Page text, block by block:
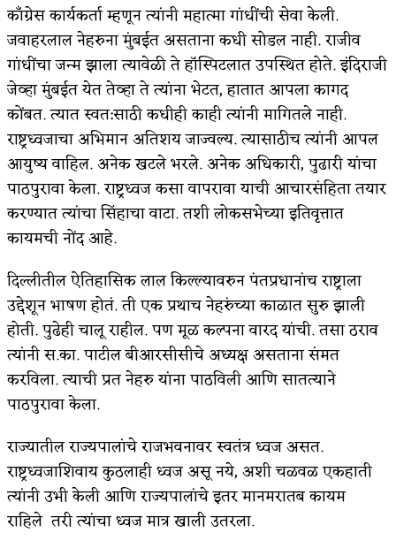
काँग्रेस कार्यकर्ता म्हणून त्यांनी महात्मा गांधींची सेवा केली.
जवाहरलाल नेहरुना मुंबईत असताना कधी सोडल नाही. राजीव
गांधींचा जन्म झाला त्यावेळी ते हॉस्पिटलात उपस्थित होते. इंदिराजी
जेव्हा मुंबईत येत तेव्हा ते त्यांना भेटत, हातात आपला कागद
कोंबत. त्यात स्वत:साठी कधीही काही त्यांनी मागितले नाही.
राष्ट्रध्वजाचा अभिमान अतिशय जाज्वल्य. त्यासाठीच त्यांनी आपल
आयुष्य वाहिल. अनेक खटले भरले. अनेक अधिकारी, पुढारी यांचा
पाठपुरावा केला. राष्ट्रध्वज कसा वापरावा याची आचारसंहिता तयार
करण्यात त्यांचा सिंहाचा वाटा. तशी लोकसभेच्या इतिवृत्तात
कायमची नोंद आहे.
दिल्लीतील ऐतिहासिक लाल किल्ल्यावरुन पंतप्रधानांच राष्ट्राला
उद्देशून भाषण होतं. ती एक प्रथाच नेहरुंच्या काळात सुरु झाली
होती. पुढेही चालू राहील. पण मूळ कल्पना वारद यांची. तसा ठराव
त्यांनी स.का. पाटील बीआरसीसीचे अध्यक्ष असताना संमत
करविला. त्याची प्रत नेहरु यांना पाठविली आणि सातत्याने
पाठपुरावा केला.
राज्यातील राज्यपालांचे राजभवनावर स्वतंत्र ध्वज असत.
राष्ट्रध्वजाशिवाय कुठलाही ध्वज असू नये, अशी चळवळ एकहाती
त्यांनी उभी केली आणि राज्यपालांचे इतर मानमरातब कायम
राहिले तरी त्यांचा ध्वज मात्र खाली उतरला.